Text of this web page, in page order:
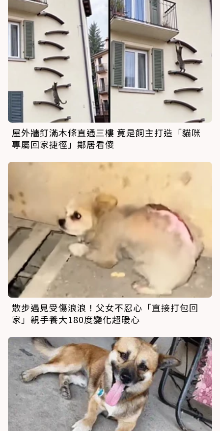
屋外牆釘滿木條直通三樓 竟是飼主打造「貓咪
專屬回家捷徑」鄰居看傻
散步遇見受傷浪浪！父女不忍心「直接打包回
家」親手養大180度變化超暖心